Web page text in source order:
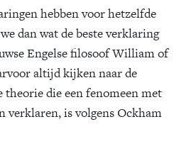
hebben voor hetzelfde
dan wat de beste verklaring
Engelse filosoof William of
altijd kijken naar de
die een fenomeen met
verklaren, is volgens Ockham